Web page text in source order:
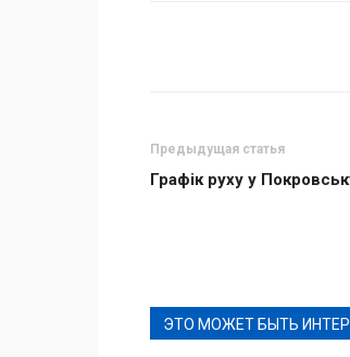
Предыдущая статья
Графік руху у
ЭТО МОЖЕТ БЫТЬ